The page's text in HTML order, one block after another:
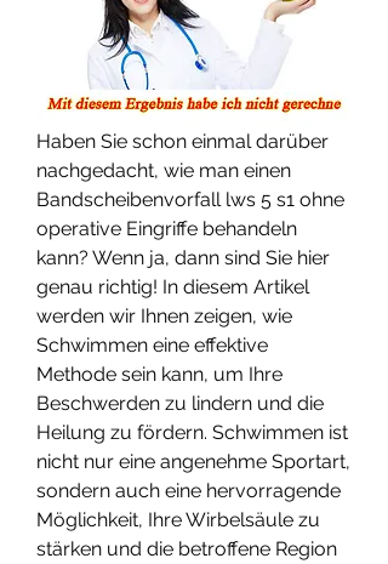
Haben Sie schon einmal darüber
nachgedacht, wie man einen
Bandscheibenvorfall lws 5 s1 ohne
operative Eingriffe behandeln
kann? Wenn ja, dann sind Sie hier
genau richtig! In diesem Artikel
werden wir Ihnen zeigen, wie
Schwimmen eine effektive
Methode sein kann, um Ihre
Beschwerden zu lindern und die
Heilung zu fördern. Schwimmen ist
nicht nur eine angenehme Sportart,
sondern auch eine hervorragende
Möglichkeit, Ihre Wirbelsäule zu
stärken und die betroffene Region